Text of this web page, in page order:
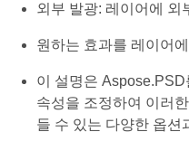
외부 발광: 레이어에 외
원하는 효과를 레이어
이 설명은
속성을 조정하여 이러
들 수 있는 다양한 옵션